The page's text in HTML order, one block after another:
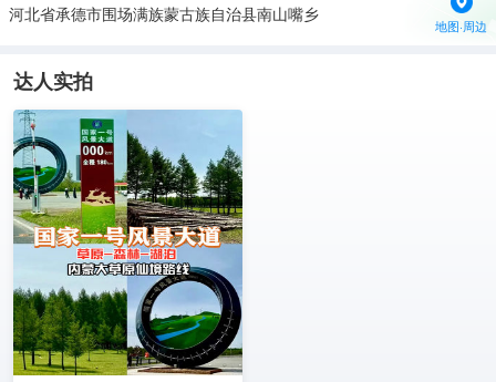
河北省承德市围场满族蒙古族自治县南山嘴乡
地图·周边
达人实拍